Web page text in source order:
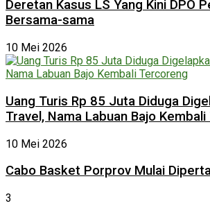
Deretan Kasus LS Yang Kini DPO
Bersama-sama
10 Mei 2026
Uang Turis Rp 85 Juta Diduga
Travel, Nama Labuan Bajo
10 Mei 2026
Cabo Basket Porprov Mulai
3